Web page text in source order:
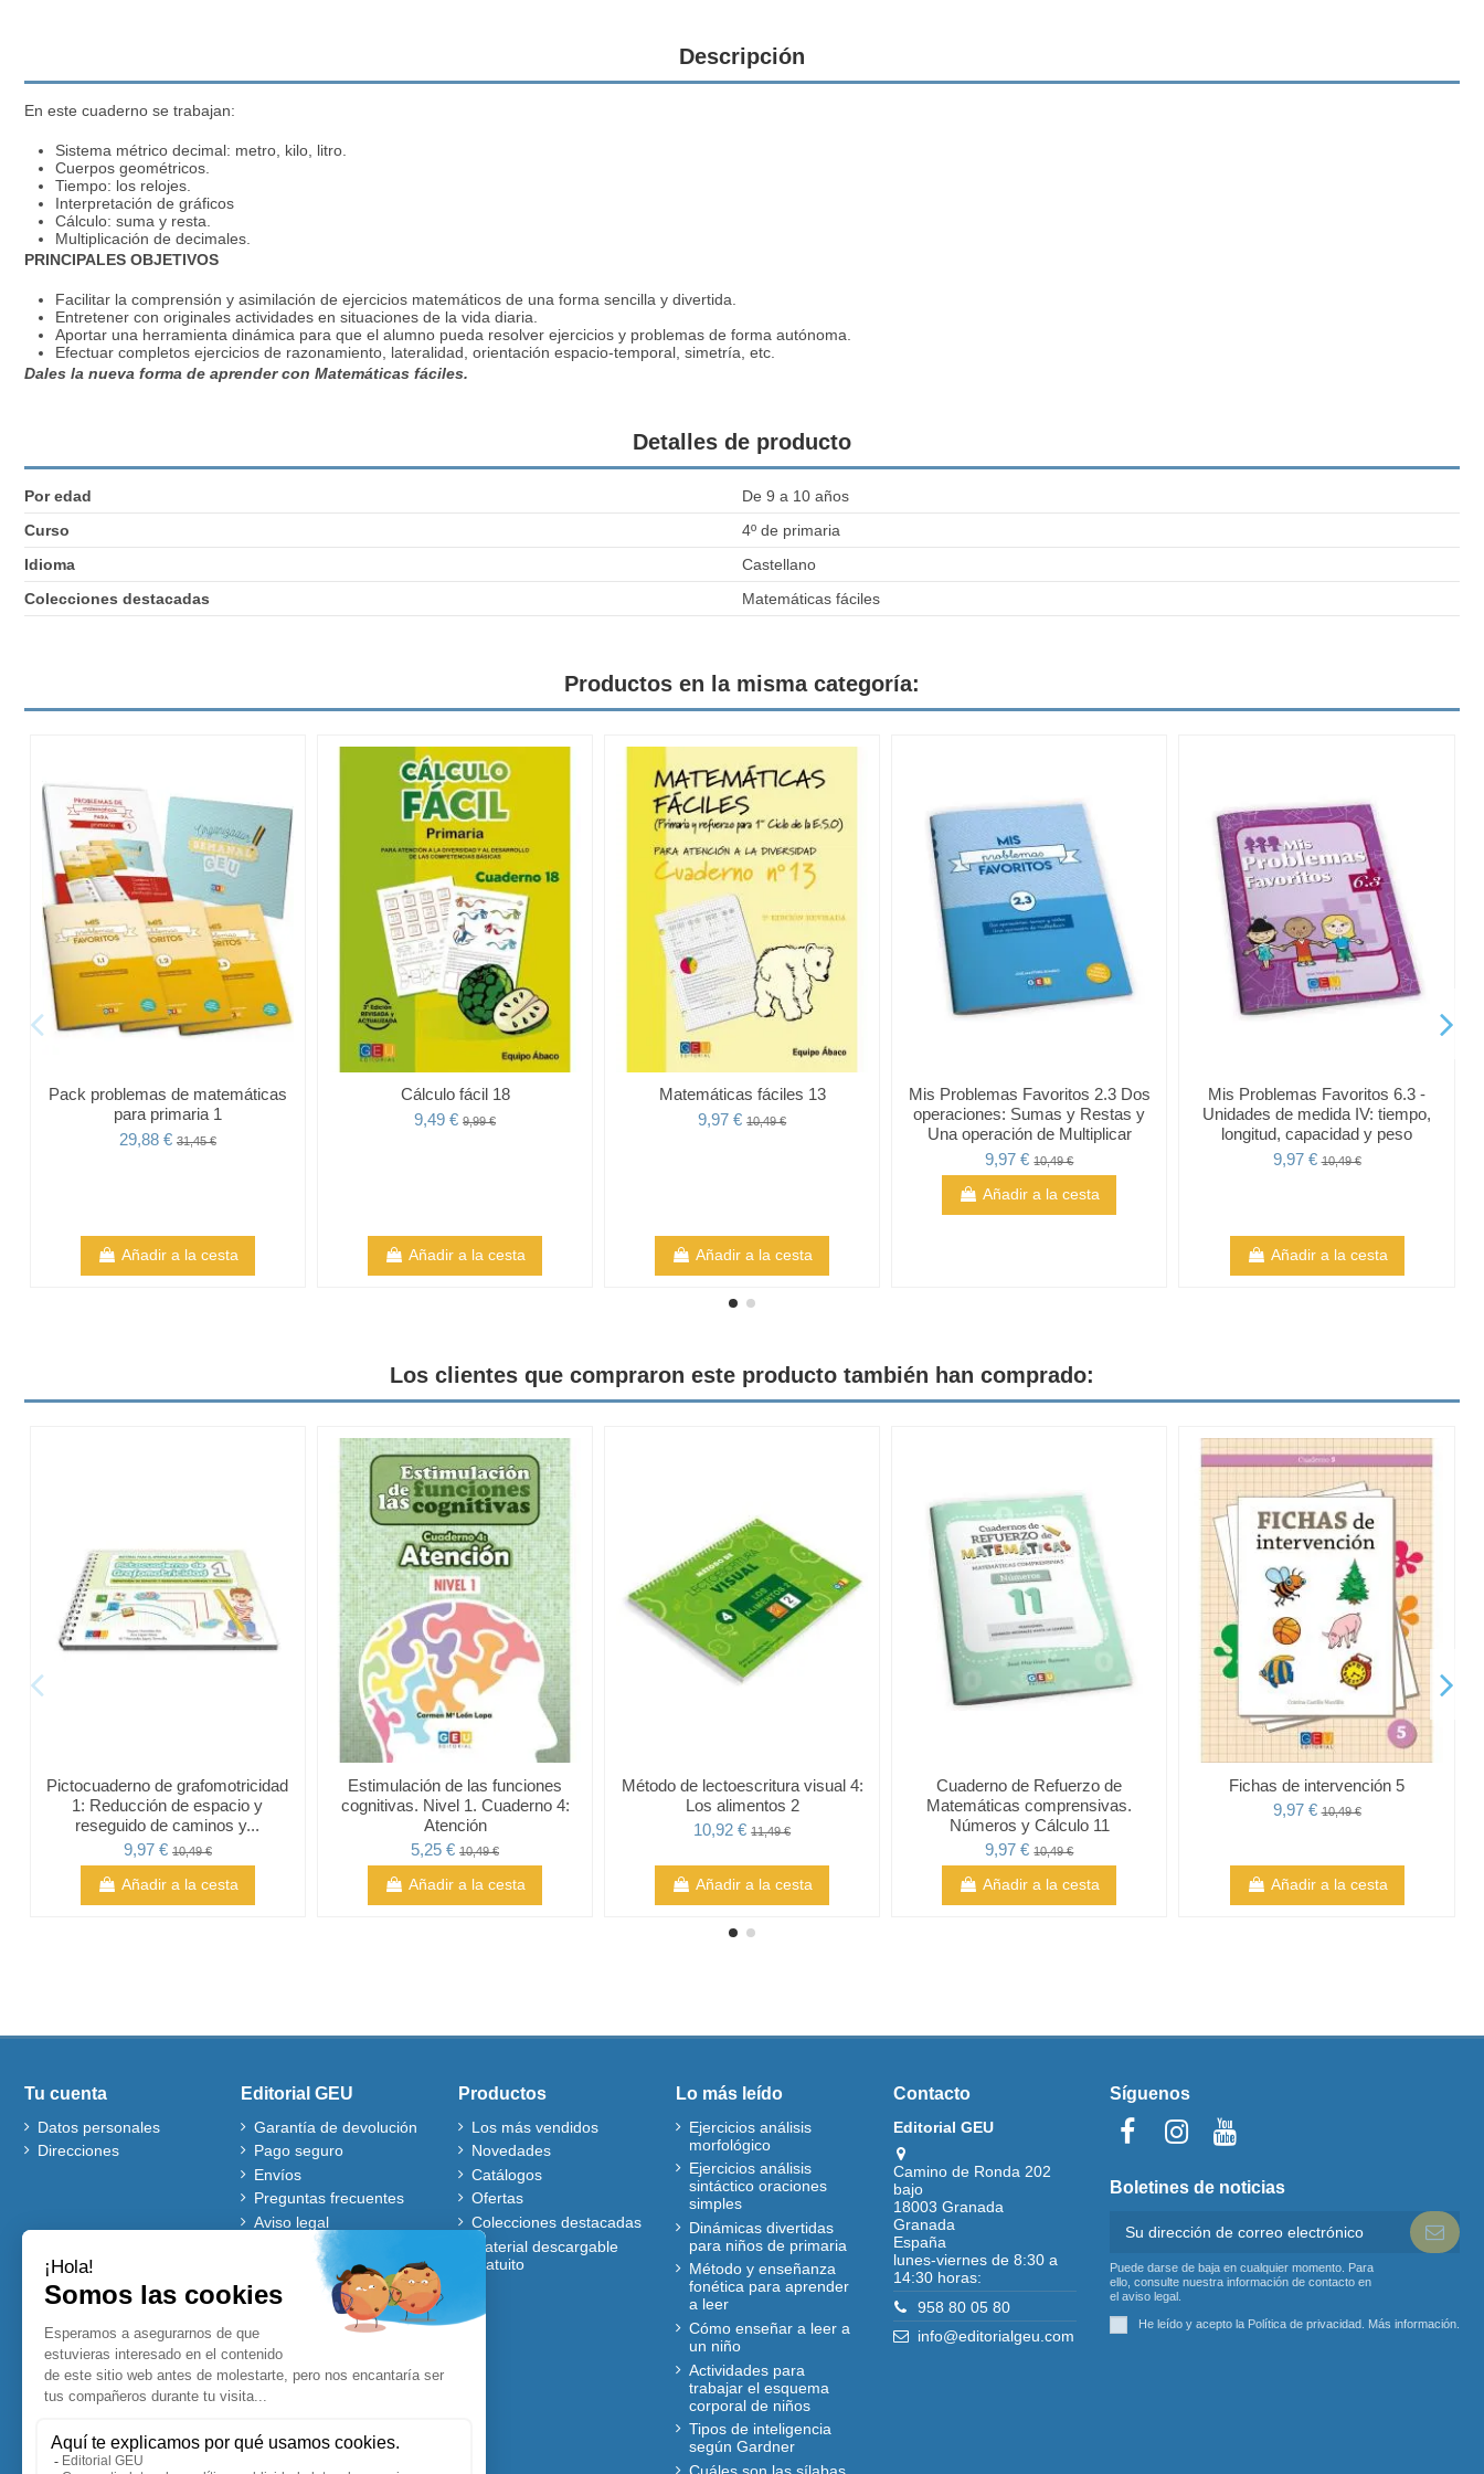
Descripción
En este cuaderno se trabajan:
Sistema métrico decimal: metro, kilo, litro.
Cuerpos geométricos.
Tiempo: los relojes.
Interpretación de gráficos
Cálculo: suma y resta.
Multiplicación de decimales.
PRINCIPALES OBJETIVOS
Facilitar la comprensión y asimilación de ejercicios matemáticos de una forma sencilla y divertida.
Entretener con originales actividades en situaciones de la vida diaria.
Aportar una herramienta dinámica para que el alumno pueda resolver ejercicios y problemas de forma autónoma.
Efectuar completos ejercicios de razonamiento, lateralidad, orientación espacio-temporal, simetría, etc.
Dales la nueva forma de aprender con Matemáticas fáciles.
Detalles de producto
Por edad
De 9 a 10 años
Curso
4º de primaria
Idioma
Castellano
Colecciones destacadas
Matemáticas fáciles
Productos en la misma categoría:
Pack problemas de matemáticas
para primaria 1
29,88 € 31,45 €
Añadir a la cesta
Cálculo fácil 18
9,49 € 9,99 €
Añadir a la cesta
Matemáticas fáciles 13
9,97 €10,49 €
Añadir a la cesta
Mis Problemas Favoritos 2.3 Dos
operaciones: Sumas y Restas y
Una operación de Multiplicar
9,97 €10,49 €
Añadir a la cesta
Mis Problemas Favoritos 6.3 -
Unidades de medida IV: tiempo,
longitud, capacidad y peso
9,97 €10,49 €
Añadir a la cesta
Los clientes que compraron este producto también han comprado:
Pictocuaderno de grafomotricidad
1: Reducción de espacio y
reseguido de caminos y...
9,97 € 10,49 €
Añadir a la cesta
Estimulación de las funciones
cognitivas. Nivel 1. Cuaderno 4:
Atención
5,25 € 10,49 €
Añadir a la cesta
Método de lectoescritura visual 4:
Los alimentos 2
10,92 €11,49 €
Añadir a la cesta
Cuaderno de Refuerzo de
Matemáticas comprensivas.
Números y Cálculo 11
9,97 €10,49 €
Añadir a la cesta
Fichas de intervención 5
9,97 €10,49 €
Añadir a la cesta
Tu cuenta
Datos personales
Direcciones
Editorial GEU
Garantía de devolución
Pago seguro
Envíos
Preguntas frecuentes
Aviso legal
Quiénes somos
Política de cookies
Autores
Ventajas de comprar en
nuestra web
Cuentos Disney
Accesibles para Todos
Planificadores y
Lecturas comprensivas
Productos
Los más vendidos
Novedades
Catálogos
Ofertas
Colecciones destacadas
Material descargable
gratuito
Lo más leído
Ejercicios análisis
morfológico
Ejercicios análisis
sintáctico oraciones
simples
Dinámicas divertidas
para niños de primaria
Método y enseñanza
fonética para aprender
a leer
Cómo enseñar a leer a
un niño
Actividades para
trabajar el esquema
corporal de niños
Tipos de inteligencia
según Gardner
Contacto
Editorial GEU
Camino de Ronda 202
bajo
18003 Granada
Granada
España
lunes-viernes de 8:30 a
14:30 horas:
958 80 05 80
info@editorialgeu.com
Síguenos
Boletines de noticias
Puede darse de baja en cualquier momento. Para
ello, consulte nuestra información de contacto en
el aviso legal.
He leído y acepto la Política de privacidad. Más información